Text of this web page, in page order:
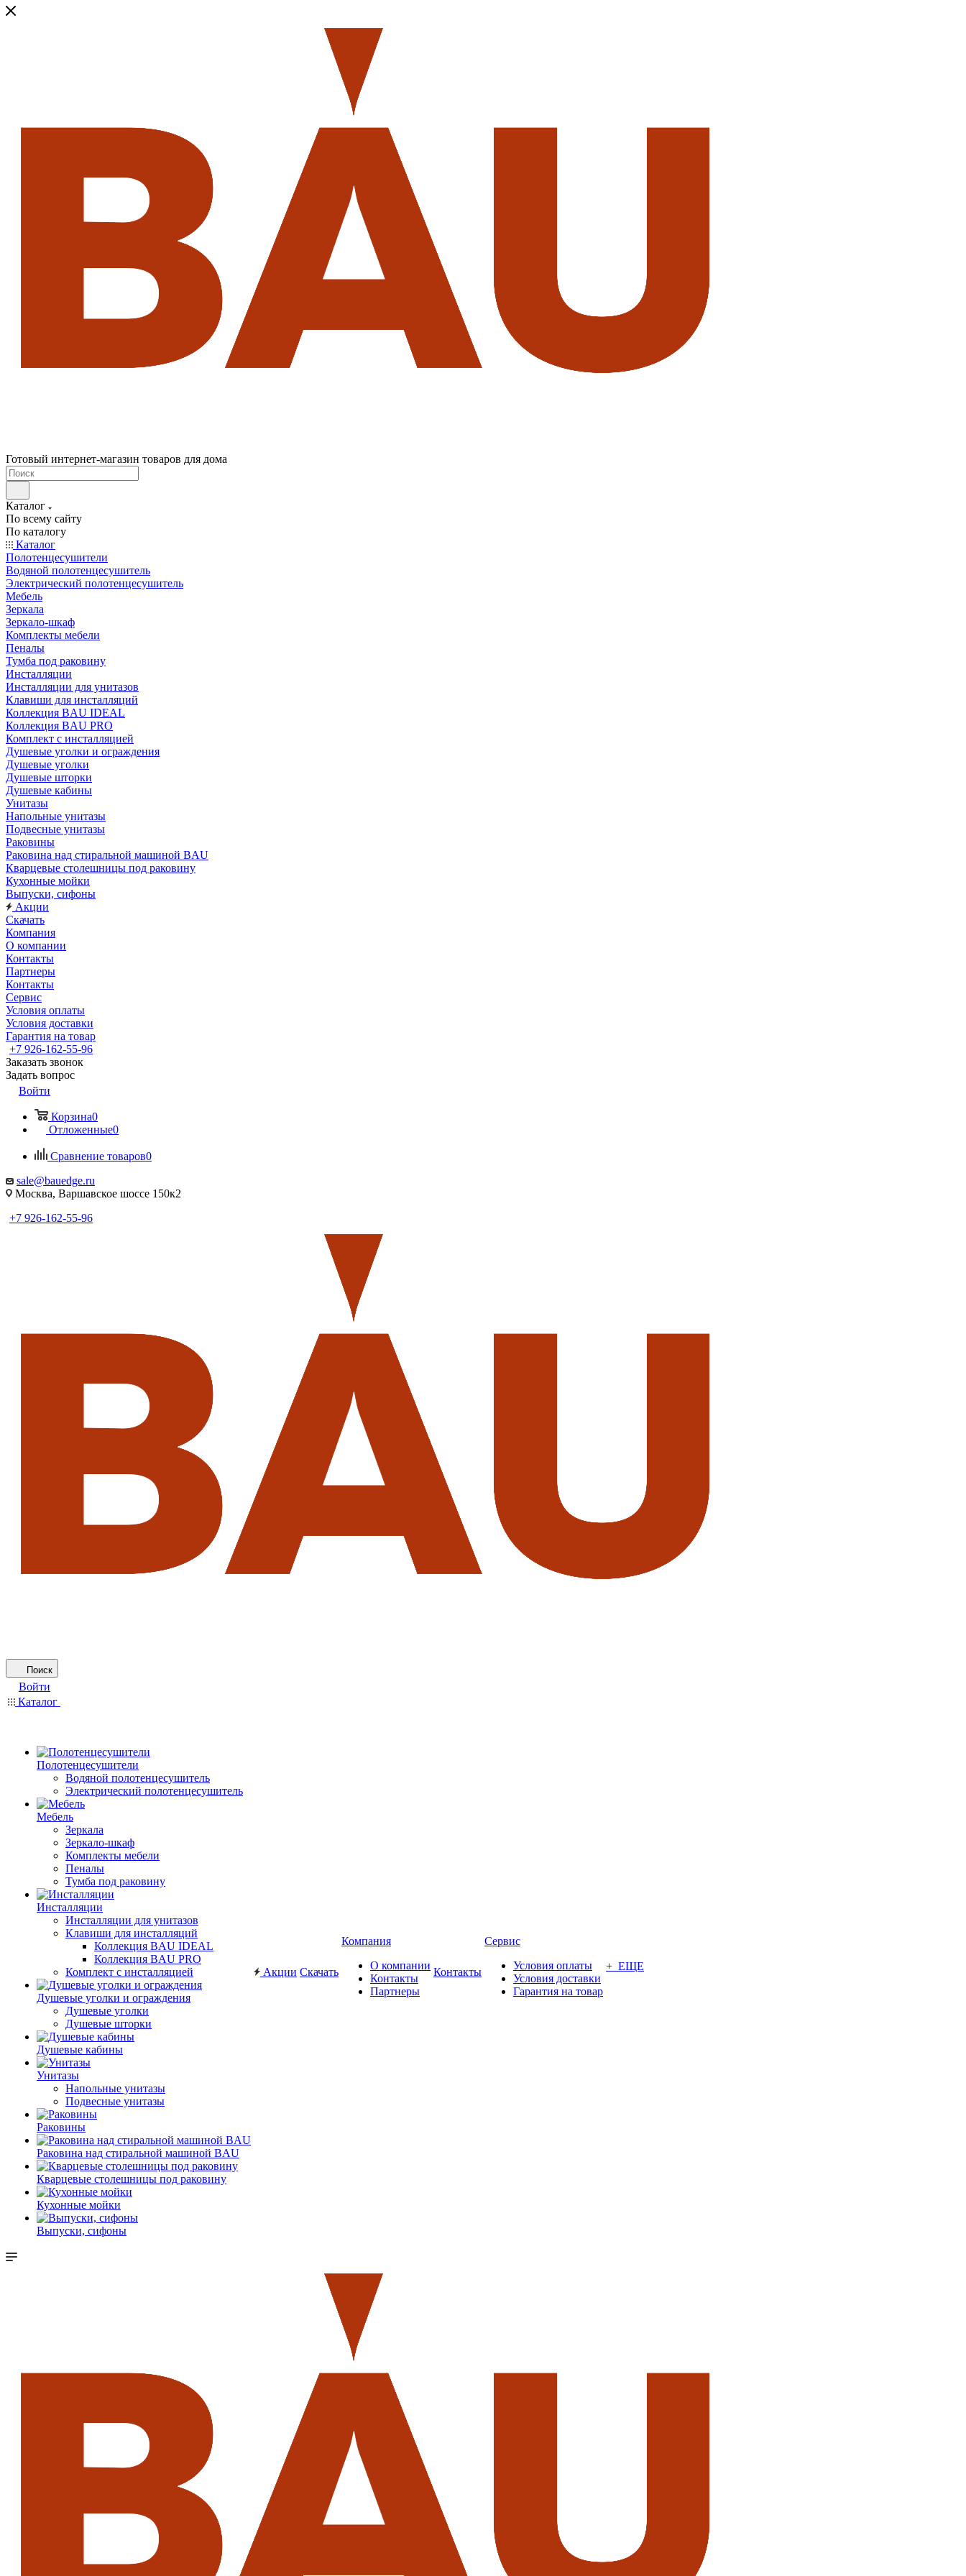
Готовый интернет-магазин товаров для дома
Каталог
По всему сайту
По каталогу
Каталог
Полотенцесушители
Водяной полотенцесушитель
Электрический полотенцесушитель
Мебель
Зеркала
Зеркало-шкаф
Комплекты мебели
Пеналы
Тумба под раковину
Инсталляции
Инсталляции для унитазов
Клавиши для инсталляций
Коллекция BAU IDEAL
Коллекция BAU PRO
Комплект с инсталляцией
Душевые уголки и ограждения
Душевые уголки
Душевые шторки
Душевые кабины
Унитазы
Напольные унитазы
Подвесные унитазы
Раковины
Раковина над стиральной машиной BAU
Кварцевые столешницы под раковину
Кухонные мойки
Выпуски, сифоны
Акции
Скачать
Компания
О компании
Контакты
Партнеры
Контакты
Сервис
Условия оплаты
Условия доставки
Гарантия на товар
+7 926-162-55-96
Заказать звонок
Задать вопрос
Войти
Корзина0
Отложенные0
Сравнение товаров0
sale@bauedge.ru
Москва, Варшавское шоссе 150к2
+7 926-162-55-96
Поиск
Войти
Каталог
Полотенцесушители
Водяной полотенцесушитель
Электрический полотенцесушитель
Мебель
Зеркала
Зеркало-шкаф
Комплекты мебели
Пеналы
Тумба под раковину
Инсталляции
Инсталляции для унитазов
Клавиши для инсталляций
Коллекция BAU IDEAL
Коллекция BAU PRO
Комплект с инсталляцией
Душевые уголки и ограждения
Душевые уголки
Душевые шторки
Душевые кабины
Унитазы
Напольные унитазы
Подвесные унитазы
Раковины
Раковина над стиральной машиной BAU
Кварцевые столешницы под раковину
Кухонные мойки
Выпуски, сифоны
Акции Скачать
Компания
О компании
Контакты
Партнеры
Контакты
Сервис
Условия оплаты
Условия доставки
Гарантия на товар
+ ЕЩЕ